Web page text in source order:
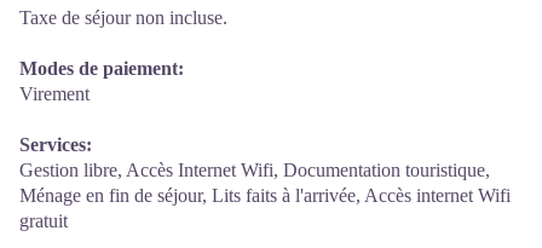
Taxe de séjour non incluse.
Modes de paiement:
Virement
Services:
Gestion libre, Accès Internet Wifi, Documentation touristique,
Ménage en fin de séjour, Lits faits à l'arrivée, Accès internet Wifi
gratuit